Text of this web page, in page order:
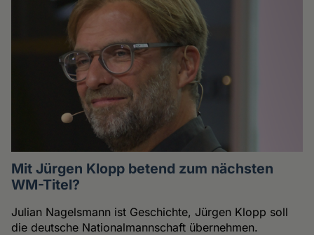
Mit Jürgen Klopp betend zum nächsten
WM-Titel?
Julian Nagelsmann ist Geschichte, Jürgen Klopp soll
die deutsche Nationalmannschaft übernehmen.